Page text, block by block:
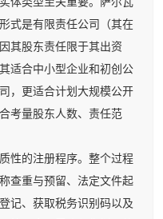
式是有限责任公司（其在
其股东责任限于其出资
适合中小型企业和初创公
，更适合计划大规模公开
考量股东人数、责任范
的注册程序。整个过程
查重与预留、法定文件起
记、获取税务识别码以及